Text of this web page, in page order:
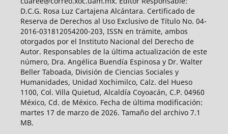
D.C.G. Rosa Luz Cartajena Alcántara. Certificado de
Reserva de Derechos al Uso Exclusivo de Título No. 04-
2016-031812054200-203, ISSN en trámite, ambos
otorgados por el Instituto Nacional del Derecho de
Autor. Responsables de la última actualización de este
número, Dra. Angélica Buendía Espinosa y Dr. Walter
Beller Taboada, División de Ciencias Sociales y
Humanidades, Unidad Xochimilco, Calz. del Hueso
1100, Col. Villa Quietud, Alcaldía Coyoacán, C.P. 04960
México, Cd. de México. Fecha de última modificación:
martes 17 de marzo de 2026. Tamaño del archivo 7.1
MB.